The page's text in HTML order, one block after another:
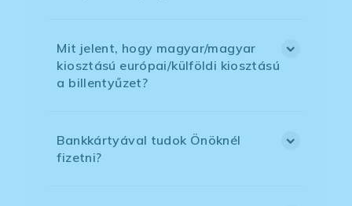
Mit jelent, hogy magyar/magyar
kiosztású európai/külföldi kiosztású
a billentyűzet?
Bankkártyával tudok Önöknél
fizetni?